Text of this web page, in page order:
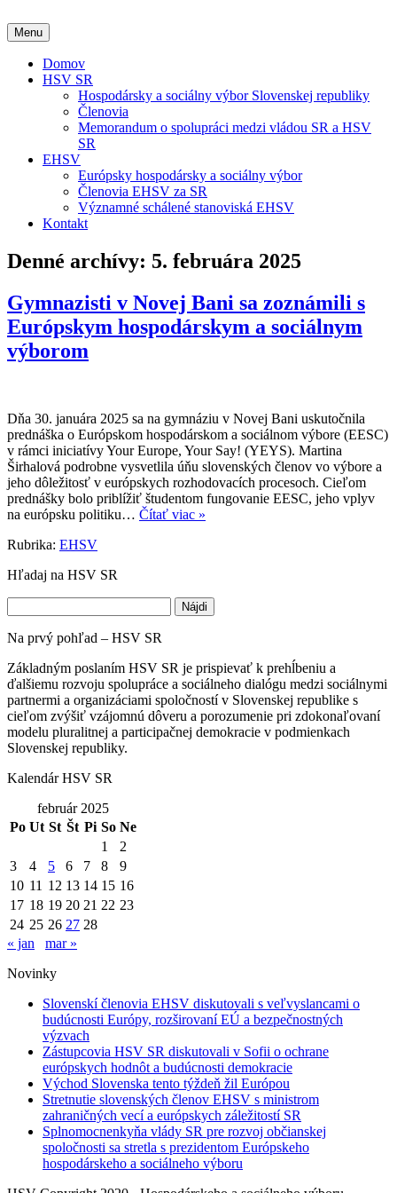
na
obsah
Menu
Domov
HSV SR
Hospodársky a sociálny výbor Slovenskej republiky
Členovia
Memorandum o spolupráci medzi vládou SR a HSV
SR
EHSV
Európsky hospodársky a sociálny výbor
Členovia EHSV za SR
Významné schálené stanoviská EHSV
Kontakt
Denné archívy: 5. februára 2025
Gymnazisti v Novej Bani sa zoznámili s
Európskym hospodárskym a sociálnym
výborom
Dňa 30. januára 2025 sa na gymnáziu v Novej Bani uskutočnila
prednáška o Európskom hospodárskom a sociálnom výbore (EESC)
v rámci iniciatívy Your Europe, Your Say! (YEYS). Martina
Širhalová podrobne vysvetlila úňu slovenských členov vo výbore a
jeho dôležitosť v európskych rozhodovacích procesoch. Cieľom
prednášky bolo priblížiť študentom fungovanie EESC, jeho vplyv
na európsku politiku… Čítať viac »
Rubrika: EHSV
Hľadaj na HSV SR
Na prvý pohľad – HSV SR
Základným poslaním HSV SR je prispievať k prehĺbeniu a
ďalšiemu rozvoju spolupráce a sociálneho dialógu medzi sociálnymi
partnermi a organizáciami spoločností v Slovenskej republike s
cieľom zvýšiť vzájomnú dôveru a porozumenie pri zdokonaľovaní
modelu pluralitnej a participačnej demokracie v podmienkach
Slovenskej republiky.
Kalendár HSV SR
február 2025
Po Ut St Št Pi So Ne
1
2
3
4 5 6 7 8
9
10 11 12 13 14 15 16
17 18 19 20 21 22 23
24 25 26 27 28
« jan
mar »
Novinky
Slovenskí členovia EHSV diskutovali s veľvyslancami o
budúcnosti Európy, rozširovaní EÚ a bezpečnostných
výzvach
Zástupcovia HSV SR diskutovali v Sofii o ochrane
európskych hodnôt a budúcnosti demokracie
Východ Slovenska tento týždeň žil Európou
Stretnutie slovenských členov EHSV s ministrom
zahraničných vecí a európskych záležitostí SR
Splnomocnenkyňa vlády SR pre rozvoj občianskej
spoločnosti sa stretla s prezidentom Európskeho
hospodárskeho a sociálneho výboru